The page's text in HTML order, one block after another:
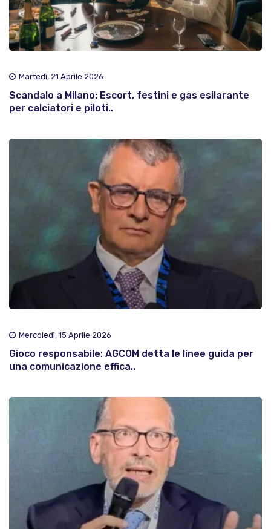
Martedì, 21 Aprile 2026
Scandalo a Milano: Escort, festini e gas esilarante
per calciatori e piloti..
Mercoledì, 15 Aprile 2026
Gioco responsabile: AGCOM detta le linee guida per
una comunicazione effica..